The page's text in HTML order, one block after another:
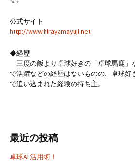
公式サイト
http://www.hirayamayuji.net
◆経歴
三度の飯より卓球好きの「卓球馬鹿」
で活躍などの経歴はないものの、卓球好
で追い込まれた経験の持ち主。
最近の投稿
卓球AI 活用術！